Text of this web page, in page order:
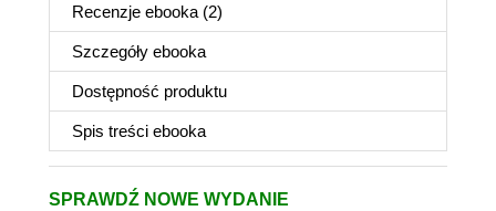
Recenzje ebooka (2)
Szczegóły ebooka
Dostępność produktu
Spis treści ebooka
SPRAWDŹ NOWE WYDANIE